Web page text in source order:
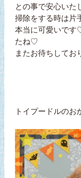
との事で安心い
掃除をする時は片
本当に可愛いで
たね♡
またお待ちしてお
トイプードルの